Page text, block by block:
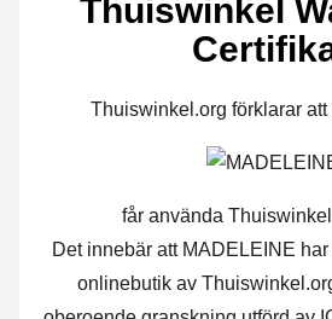
Thuiswinkel
Thuiswinkel.org förklarar att
får använda
Det innebär att MADELEINE
onlinebutik av